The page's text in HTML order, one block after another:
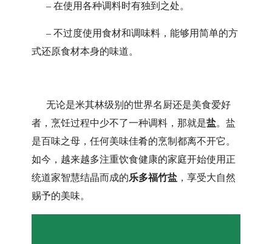
– 在使用各种调料时有独到之处。
– 不过度使用食材和调味料，能够用简单的方
式还原食材本身的味道。
无论是米其林级别的世界名厨还是美食爱好
者，烹饪过程中少不了一种调料，那就是盐。盐
是百味之母，任何美味佳肴的烹制都离不开它。
如今，越来越多注重饮食健康的家庭开始使用正
统道家智慧结晶而成的乐多福竹盐 ，享受大自然
赐予的美味。